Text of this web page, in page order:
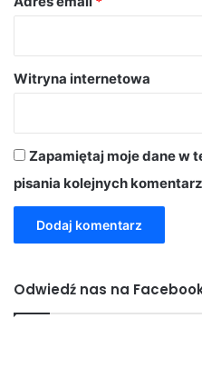
Witryna internetowa
Zapamiętaj moje dane w
pisania kolejnych
Odwiedź nas na